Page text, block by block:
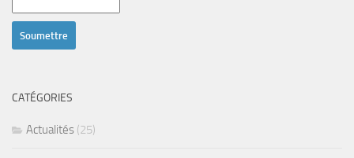
CATÉGORIES
Actualités (25)